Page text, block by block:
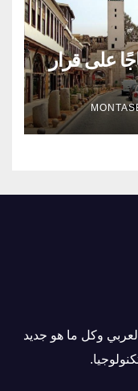
على قرار
وكل ما هو جديد